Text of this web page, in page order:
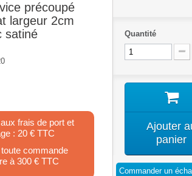
précoupé
largeur 2cm
satiné
frais de port et
: 20 € TTC
commande
à 300 € TTC
Quantité
Ajouter
panier
Commander un